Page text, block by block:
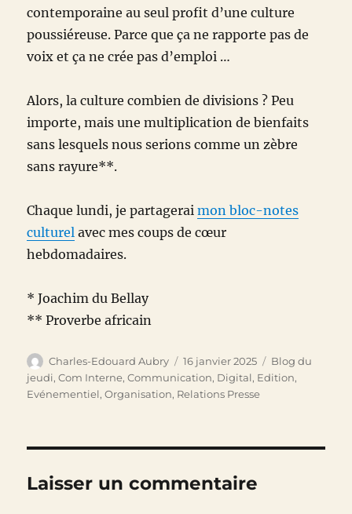
contemporaine au seul profit d’une culture
poussiéreuse. Parce que ça ne rapporte pas de
voix et ça ne crée pas d’emploi …
Alors, la culture combien de divisions ? Peu
importe, mais une multiplication de bienfaits
sans lesquels nous serions comme un zèbre
sans rayure**.
Chaque lundi, je partageraimon bloc-notes
culturel avec mes coups de cœur
hebdomadaires.
* Joachim du Bellay
** Proverbe africain
Auteur
Charles-Edouard Aubry
Publié
le
16 janvier 2025 Catégories
Blog du
jeudi,Com Interne,Communication, Digital, Edition,
Evénementiel,Organisation, Relations Presse
Laisser un commentaire